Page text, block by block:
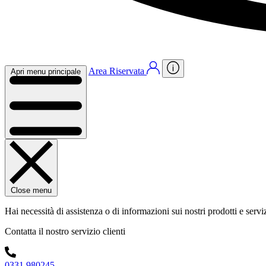
Apri menu principale Area Riservata
Close menu
Hai necessità di assistenza o di informazioni sui nostri prodotti e
Contatta il nostro servizio clienti